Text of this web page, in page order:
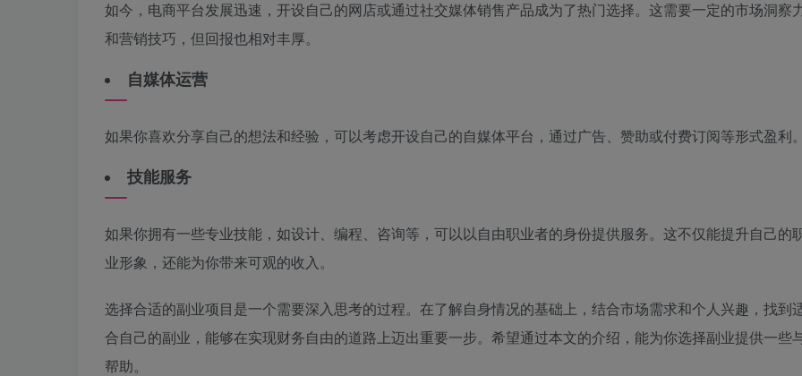
如今，电商平台发展迅速，开设自己的网店或通过社交媒体销售产品成为了热门选择。这需要一定的市场洞察
和营销技巧，但回报也相对丰厚。
自媒体运营
如果你喜欢分享自己的想法和经验，可以考虑开设自己的自媒体平台，通过广告、赞助或付费订阅等形式盈利
技能服务
如果你拥有一些专业技能，如设计、编程、咨询等，可以以自由职业者的身份提供服务。这不仅能提升自己的
业形象，还能为你带来可观的收入。
选择合适的副业项目是一个需要深入思考的过程。在了解自身情况的基础上，结合市场需求和个人兴趣，找到
合自己的副业，能够在实现财务自由的道路上迈出重要一步。希望通过本文的介绍，能为你选择副业提供一些
帮助。